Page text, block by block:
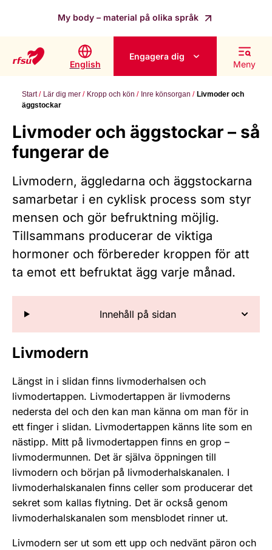
My body – material på olika språk
English
Engagera dig
Meny
Start Lär dig mer Kropp och kön Inre könsorgan
Livmoder och
äggstockar
Livmoder och äggstockar – så
fungerar de
Livmodern, äggledarna och äggstockarna
samarbetar i en cyklisk process som styr
mensen och gör befruktning möjlig.
Tillsammans producerar de viktiga
hormoner och förbereder kroppen för att
ta emot ett befruktat ägg varje månad.
Innehåll på sidan
Livmodern
Längst in i slidan finns livmoderhalsen och
livmodertappen. Livmodertappen är livmoderns
nedersta del och den kan man känna om man för in
ett finger i slidan. Livmodertappen känns lite som en
nästipp. Mitt på livmodertappen finns en grop –
livmodermunnen. Det är själva öppningen till
livmodern och början på livmoderhalskanalen. I
livmoderhalskanalen finns celler som producerar det
sekret som kallas flytning. Det är också genom
livmoderhalskanalen som mensblodet rinner ut.
Livmodern ser ut som ett upp och nedvänt päron och